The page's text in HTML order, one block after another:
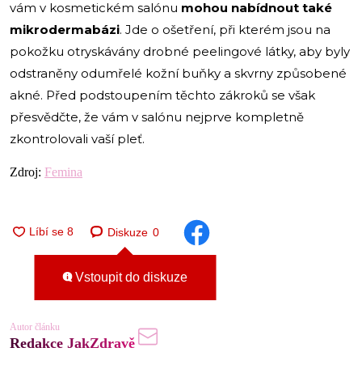
vám v kosmetickém salónu mohou nabídnout také
mikrodermabázi. Jde o ošetření, při kterém jsou na
pokožku otryskávány drobné peelingové látky, aby byly
odstraněny odumřelé kožní buňky a skvrny způsobené
akné. Před podstoupením těchto zákroků se však
přesvědčte, že vám v salónu nejprve kompletně
zkontrolovali vaší pleť.
Zdroj: Femina
Diskuze 0
Vstoupit do diskuze
Autor článku
Redakce JakZdravě